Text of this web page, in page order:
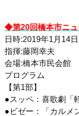
◆第20回橋本市ニュ
日時:2019年1月14
指揮:藤岡幸夫
会場:橋本市民会館
プログラム
【第1部】
●スッペ：喜歌劇「
●ビゼー：「カルメ